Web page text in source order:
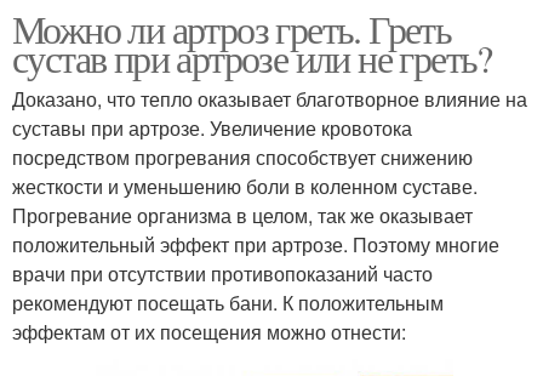
Можно ли артроз греть. Греть
сустав при артрозе или не греть?
Доказано, что тепло оказывает благотворное влияние на
суставы при артрозе. Увеличение кровотока
посредством прогревания способствует снижению
жесткости и уменьшению боли в коленном суставе.
Прогревание организма в целом, так же оказывает
положительный эффект при артрозе. Поэтому многие
врачи при отсутствии противопоказаний часто
рекомендуют посещать бани. К положительным
эффектам от их посещения можно отнести: